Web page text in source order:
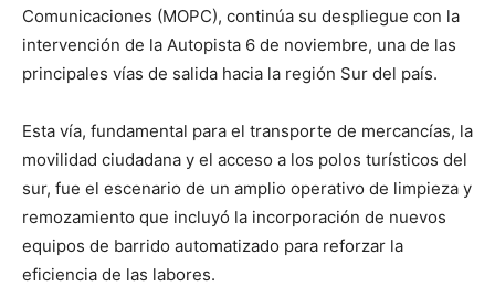
Comunicaciones (MOPC), continúa su despliegue con la
intervención de la Autopista 6 de noviembre, una de las
principales vías de salida hacia la región Sur del país.
Esta vía, fundamental para el transporte de mercancías, la
movilidad ciudadana y el acceso a los polos turísticos del
sur, fue el escenario de un amplio operativo de limpieza y
remozamiento que incluyó la incorporación de nuevos
equipos de barrido automatizado para reforzar la
eficiencia de las labores.